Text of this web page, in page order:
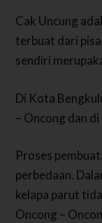
Cak Uncung
terbuat dari
sendiri
Di Kota
– Oncong dan
Proses
perbedaan.
kelapa parut
Oncong –